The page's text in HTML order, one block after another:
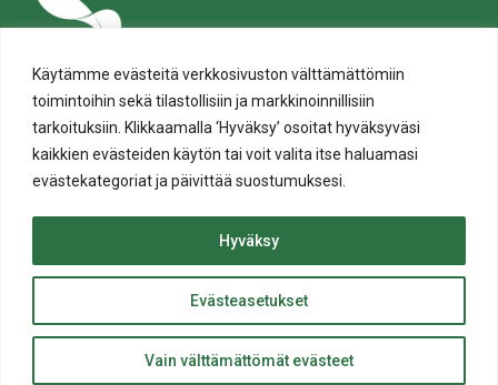
Käytämme evästeitä verkkosivuston välttämättömiin
toimintoihin sekä tilastollisiin ja markkinoinnillisiin
tarkoituksiin. Klikkaamalla ‘Hyväksy’ osoitat hyväksyväsi
kaikkien evästeiden käytön tai voit valita itse haluamasi
evästekategoriat ja päivittää suostumuksesi.
Evästeasetukset
Vain välttämättömät evästeet
Hyväksy
ylös
© Salon kaupunki 2020 • All rights reserved.
Website crafted byEvermade.